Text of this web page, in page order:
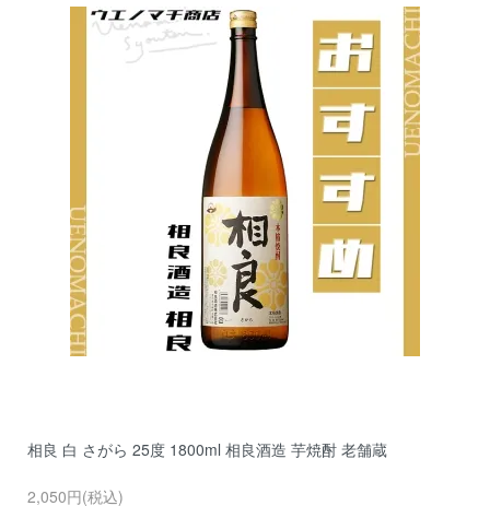
相良 白 さがら 25度 1800ml 相良酒造 芋焼酎 老舗蔵
2,050円(税込)